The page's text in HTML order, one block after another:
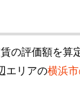
の評価額を算
エリアの横浜